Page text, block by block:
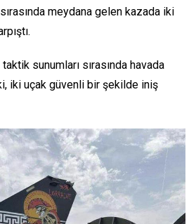
meydana gelen kazada iki
sunumları sırasında havada
iki uçak güvenli bir şekilde iniş